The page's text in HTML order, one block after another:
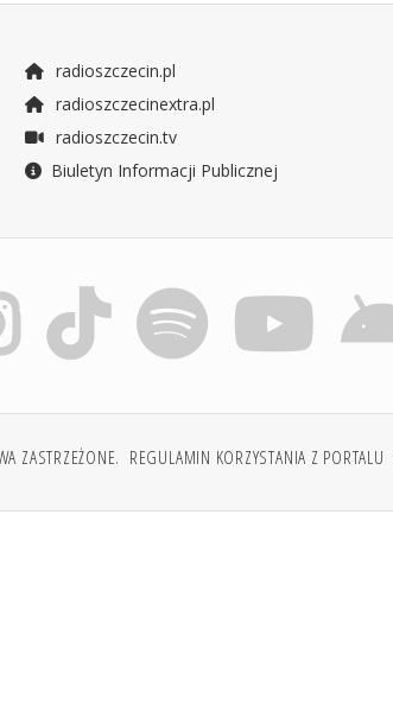
radioszczecin.pl
radioszczecinextra.pl
radioszczecin.tv
Biuletyn Informacji Publicznej
ZASTRZEŻONE. REGULAMIN KORZYSTANIA Z PORTALU